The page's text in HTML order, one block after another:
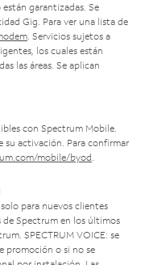
garantizadas. Se
Gig. Para ver una lista de
. Servicios sujetos a
los cuales están
las áreas. Se aplican
con Spectrum Mobile.
su activación. Para confirmar
mobile/byod.
para nuevos clientes
de Spectrum en los últimos
SPECTRUM VOICE: se
promoción o si no se